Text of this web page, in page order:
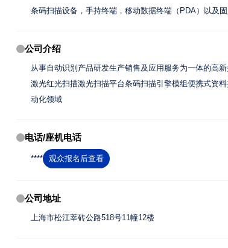
条码扫描设备，手持终端，移动数据终端（PDA）以及
公司介绍
从事自动识别产品研发生产销售及应用服务为一体的高
激光红光扫描激光扫描平台条码扫描引擎模组便携式资
动化领域
电话/座机电话
**** 观众报名后查看
公司地址
上海市松江莘砖公路518号11幢12楼